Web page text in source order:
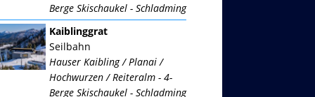
Berge Skischaukel - Schladming
Kaiblinggrat
Seilbahn
Hauser Kaibling / Planai /
Hochwurzen / Reiteralm - 4-
Berge Skischaukel - Schladming